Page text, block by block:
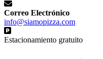
Correo Electrónico
info@siamopizza.com
Estacionamiento gratuito